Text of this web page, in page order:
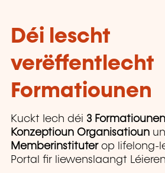
Déi lescht
verëffentlecht
Formatiounen
Kuckt Iech déi 3 Formatiounen
Konzeptioun Organisatioun
Memberinstituter op lifelong-
Portal fir liewenslaangt